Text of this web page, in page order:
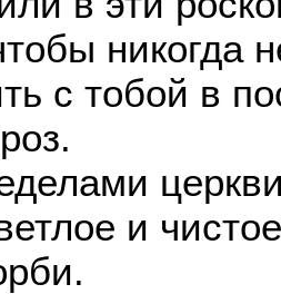
никогда
с тобой в
и